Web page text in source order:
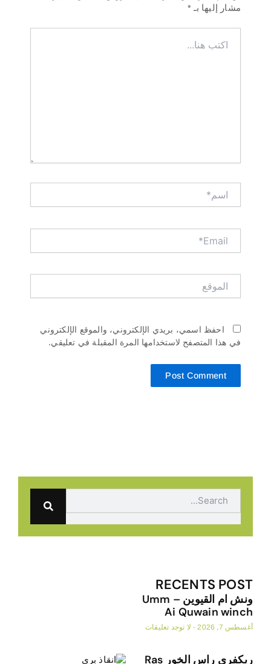
مشار إليها بـ*
احفظ اسمي، بريدي الإلكتروني، والموقع الإلكتروني
في هذا المتصفح لاستخدامها المرة المقبلة في تعليقي.
RECENTS POST
ونش ام القيوين – Umm
Ai Quwain winch
أغسطس 7, 2026 لا توجد تعليقات
ريكفري راس الخور Ras